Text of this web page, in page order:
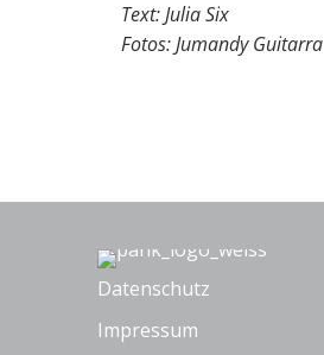
Text: Julia Six
Fotos: Jumandy Guitarra
Datenschutz
Impressum